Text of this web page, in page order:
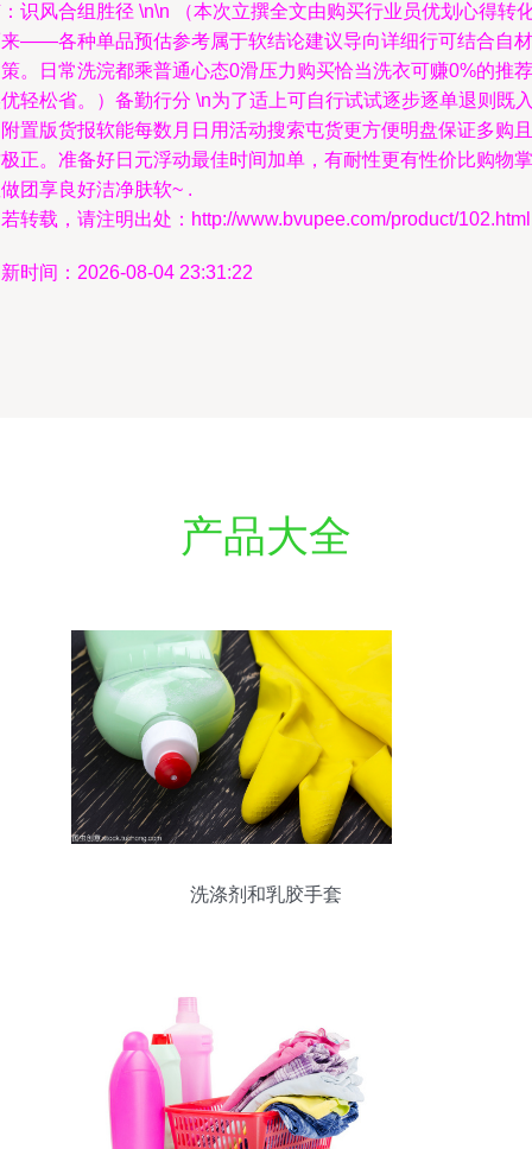
识风合组胜径 \n\n （本次立撰全文由购买行业员优划心得转
——各种单品预估参考属于软结论建议导向详细行可结合自材
。日常洗浣都乘普通心态0滑压力购买恰当洗衣可赚0%的推荐
轻松省。）备勤行分 \n为了适上可自行试试逐步逐单退则既
置版货报软能每数月日用活动搜索屯货更方便明盘保证多购且
正。准备好日元浮动最佳时间加单，有耐性更有性价比购物掌
团享良好洁净肤软~ .
转载，请注明出处：http://www.bvupee.com/product/102.html
时间：2026-08-04 23:31:22
产品大全
洗涤剂和乳胶手套